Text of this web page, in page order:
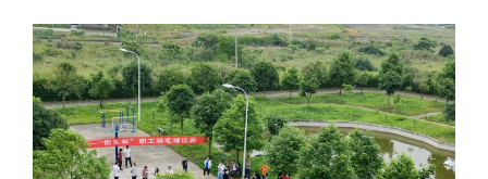
增值服务
发展动态
联系我们